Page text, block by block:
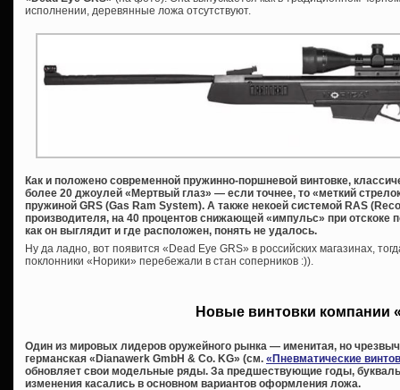
исполнении, деревянные ложа отсутствуют.
Как и положено современной пружинно-поршневой винтовке,
более 20 джоулей «Мертвый глаз» — если точнее, то «меткий
пружиной GRS (Gas Ram System). А также некоей системой RAS
производителя, на 40 процентов снижающей «импульс» при
как он выглядит и где расположен, понять не удалось.
Ну да ладно, вот появится «Dead Eye GRS» в российских магазинах,
поклонники «Норики» перебежали в стан соперников :)).
Новые винтовки компании
Один из мировых лидеров оружейного рынка — именитая, но
германская «Dianawerk GmbH & Co. KG» (см. «Пневматические
обновляет свои модельные ряды. За предшествующие годы,
изменения касались в основном вариантов оформления ложа.